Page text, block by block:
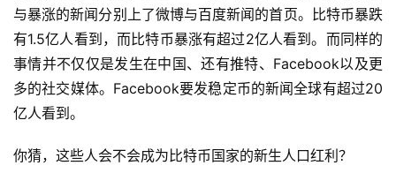
与暴涨的新闻分别上了微博与百度新闻的首页。比特币暴跌
有1.5亿人看到，而比特币暴涨有超过2亿人看到。而同样的
事情并不仅仅是发生在中国、还有推特、Facebook以及更
多的社交媒体。Facebook要发稳定币的新闻全球有超过20
亿人看到。
你猜，这些人会不会成为比特币国家的新生人口红利？